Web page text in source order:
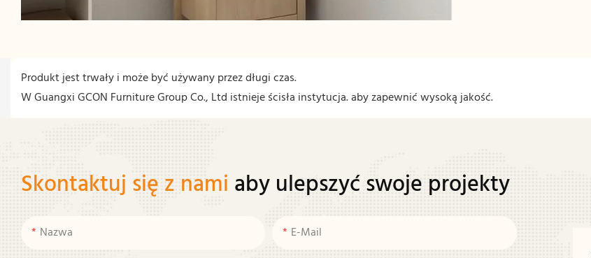
Produkt jest trwały i może być używany przez długi czas.
W Guangxi GCON Furniture Group Co., Ltd istnieje ścisła instytucja. aby zapewnić wysoką jakość.
Skontaktuj się z nami aby ulepszyć swoje projekty
Nazwa E-Mail